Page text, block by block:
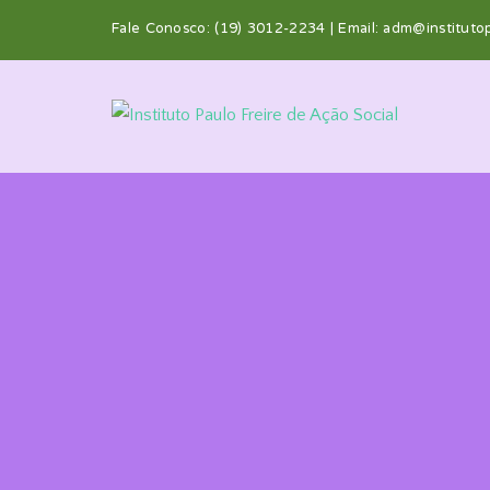
Fale Conosco: (19) 3012-2234 | Email: